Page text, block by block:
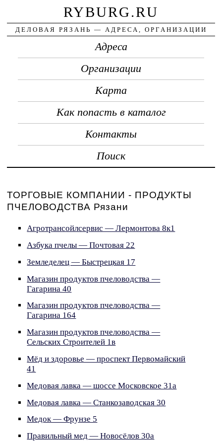
RYBURG.RU
ДЕЛОВАЯ РЯЗАНЬ — АДРЕСА, ОРГАНИЗАЦИИ
Адреса
Организации
Карта
Как попасть в каталог
Контакты
Поиск
ТОРГОВЫЕ КОМПАНИИ - ПРОДУКТЫ
ПЧЕЛОВОДСТВА Рязани
Агротрансойлсервис — Лермонтова 8к1
Азбука пчелы — Почтовая 22
Земледелец — Быстрецкая 17
Магазин продуктов пчеловодства —
Гагарина 40
Магазин продуктов пчеловодства —
Гагарина 164
Магазин продуктов пчеловодства —
Сельских Строителей 1в
Мёд и здоровье — проспект Первомайский
41
Медовая лавка — шоссе Московское 31а
Медовая лавка — Станкозаводская 30
Медок — Фрунзе 5
Правильный мед — Новосёлов 30а